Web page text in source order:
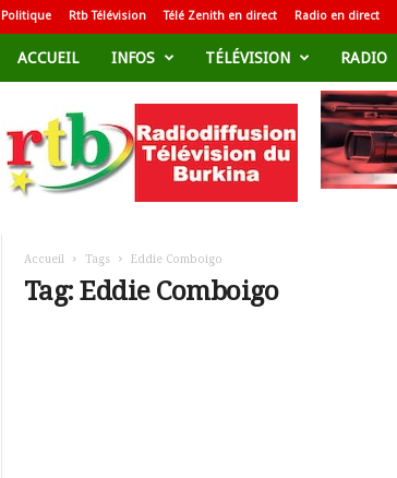
Politique Rtb Télévision Télé Zenith en direct Radio en direct
ACCUEIL INFOS TÉLÉVISION RADIO
d
i
Accueil Tags Eddie Comboigo
Tag: Eddie Comboigo